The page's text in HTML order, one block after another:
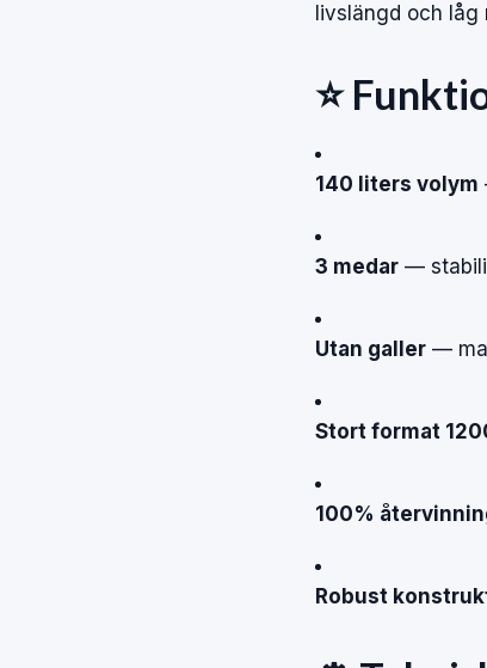
livslängd och låg
⭐
140 liters volym
3 medar —
Utan galler —
Stort format
100%
Robust